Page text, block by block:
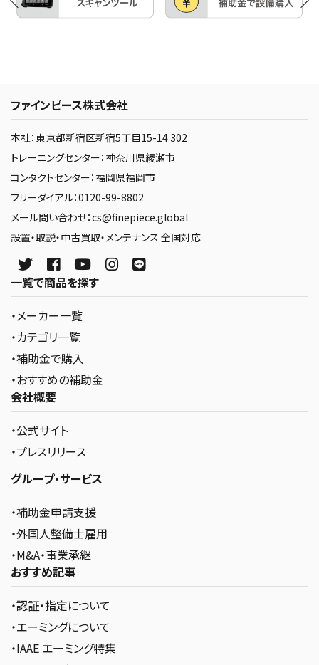
ファインピース株式会社
本社：東京都新宿区新宿5丁目15-14 302
トレーニングセンター：神奈川県綾瀬市
コンタクトセンター：福岡県福岡市
フリーダイアル：0120-99-8802
メール問い合わせ：cs@finepiece.global
設置・取説・中古買取・メンテナンス 全国対応
一覧で商品を探す
・メーカー一覧
・カテゴリ一覧
・補助金で購入
・おすすめの補助金
会社概要
・公式サイト
・プレスリリース
グループ・サービス
・補助金申請支援
・外国人整備士雇用
・M&A・事業承継
おすすめ記事
・認証・指定について
・エーミングについて
・IAAE エーミング特集